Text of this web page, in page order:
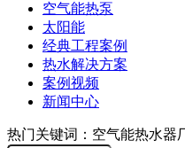
空气能热泵
太阳能
经典工程案例
热水解决方案
案例视频
新闻中心
热门关键词：空气能热水器